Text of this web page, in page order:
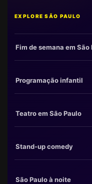
EXPLORE SÃO PAULO
Fim de semana em São
Programação infantil
Teatro em São Paulo
Stand-up comedy
São Paulo à noite